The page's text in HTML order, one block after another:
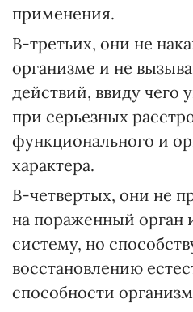
применения.
В-третьих, они не
организме и не
действий, ввиду чего
при серьезных
функционального и
характера.
В-четвертых, они не
на пораженный орган
систему, но
восстановлению
способности